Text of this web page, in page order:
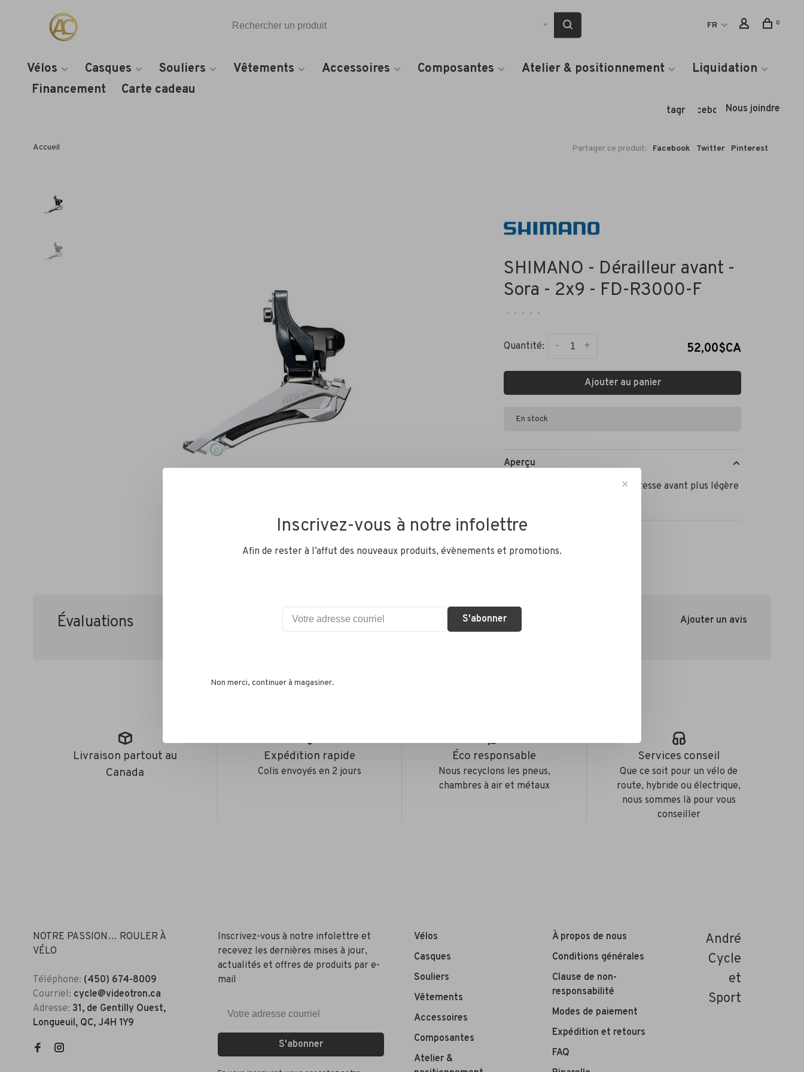
FR 0
Vélos Casques Souliers Vêtements Accessoires Composantes Atelier & positionnement
Liquidation
Financement
Carte cadeau
InstagramFacebookNous joindre
Accueil Partager ce produit: Facebook Twitter Pinterest
SHIMANO - Dérailleur avant -
Sora - 2x9 - FD-R3000-F
• • • • •
Quantité: +
- 52,00$CA
Ajouter au panier
En stock
Aperçu
Opération de changement de vitesse avant plus légère
Évaluations
0 étoiles selon 0 avis
Ajouter un avis
Livraison partout au
Canada
Expédition rapide
Colis envoyés en 2 jours
Éco responsable
Nous recyclons les pneus,
chambres à air et métaux
Services conseil
Que ce soit pour un vélo de
route, hybride ou électrique,
nous sommes là pour vous
conseiller
NOTRE PASSION… ROULER À
VÉLO
Téléphone: (450) 674-8009
Courriel: cycle@videotron.ca
Adresse: 31, de Gentilly Ouest,
Longueuil, QC, J4H 1Y9
Inscrivez-vous à notre infolettre et
recevez les dernières mises à jour,
actualités et offres de produits par e-
mail
S'abonner
Vélos
Casques
Souliers
Vêtements
Accessoires
Composantes
Atelier &
À propos de nous
Conditions générales
Clause de non-
responsabilité
Modes de paiement
Expédition et retours
FAQ
André
Cycle
et
Sport
✕
Inscrivez-vous à notre infolettre
Afin de rester à l’affut des nouveaux produits, évènements et promotions.
S'abonner
Non merci, continuer à magasiner.